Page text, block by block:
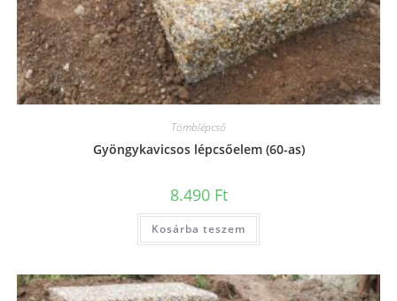
Tömblépcső
Gyöngykavicsos lépcsőelem (60-as)
8.490 Ft
Kosárba teszem